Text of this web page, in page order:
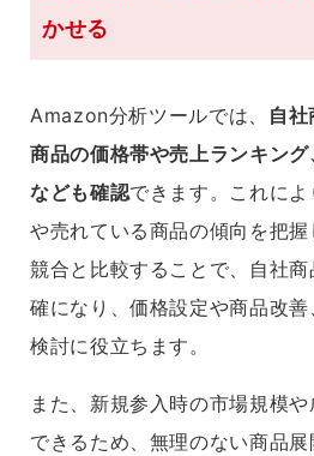
かせる
Amazon分析ツールでは、
自
商品の価格帯や売上ランキン
なども確認できます。これに
や売れている商品の傾向を把握
競合と比較することで、自社
確になり、価格設定や商品改
検討に役立ちます。
また、新規参入時の市場規模
できるため、無理のない商品